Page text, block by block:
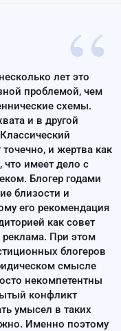
“
лет это
проблемой, чем
схемы.
и в другой
и жертва как
имеет дело с
Блогер годами
близости и
его рекомендация
как совет
реклама. При этом
блогеров
смысле
некомпетентны
конфликт
умысел в таких
Именно поэтому